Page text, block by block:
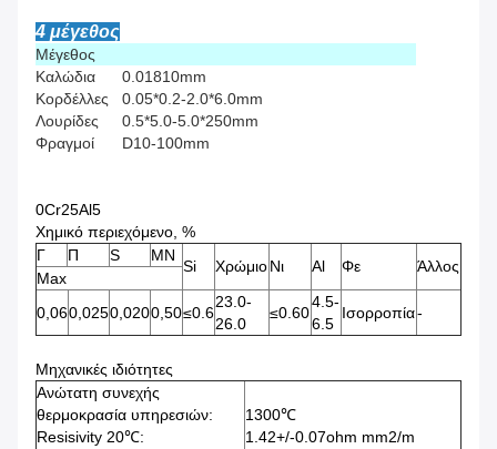
4 μέγεθος
Μέγεθος
Καλώδια
0.01810mm
Κορδέλλες
0.05*0.2-2.0*6.0mm
Λουρίδες
0.5*5.0-5.0*250mm
Φραγμοί
D10-100mm
0Cr25Al5
Χημικό περιεχόμενο, %
Γ
Π S ΜΝ
Si ΧρώμιοΝι Al Φε Άλλος
Max
0,060,0250,0200,50≤0.6
23.0-
26.0
≤0.60
4.5-
6.5
Ισορροπία-
Μηχανικές ιδιότητες
Ανώτατη συνεχής
θερμοκρασία υπηρεσιών:
Resisivity 20℃:
1300℃
1.42+/-0.07ohm mm2/m